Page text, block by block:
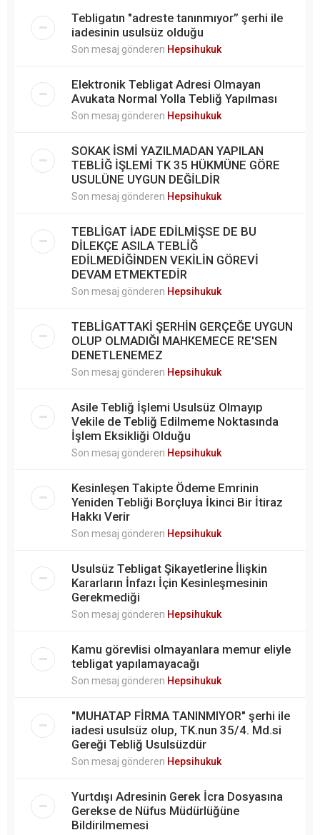
Tebligatın "adreste tanınmıyor” şerhi ile
iadesinin usulsüz olduğu
Son mesaj gönderen Hepsihukuk
Elektronik Tebligat Adresi Olmayan
Avukata Normal Yolla Tebliğ Yapılması
Son mesaj gönderen Hepsihukuk
SOKAK İSMİ YAZILMADAN YAPILAN
TEBLİĞ İŞLEMİ TK 35 HÜKMÜNE GÖRE
USULÜNE UYGUN DEĞİLDİR
Son mesaj gönderen Hepsihukuk
TEBLİGAT İADE EDİLMİŞSE DE BU
DİLEKÇE ASILA TEBLİĞ
EDİLMEDİĞİNDEN VEKİLİN GÖREVİ
DEVAM ETMEKTEDİR
Son mesaj gönderen Hepsihukuk
TEBLİGATTAKİ ŞERHİN GERÇEĞE UYGUN
OLUP OLMADIĞI MAHKEMECE RE'SEN
DENETLENEMEZ
Son mesaj gönderen Hepsihukuk
Asile Tebliğ İşlemi Usulsüz Olmayıp
Vekile de Tebliğ Edilmeme Noktasında
İşlem Eksikliği Olduğu
Son mesaj gönderen Hepsihukuk
Kesinleşen Takipte Ödeme Emrinin
Yeniden Tebliği Borçluya İkinci Bir İtiraz
Hakkı Verir
Son mesaj gönderen Hepsihukuk
Usulsüz Tebligat Şikayetlerine İlişkin
Kararların İnfazı İçin Kesinleşmesinin
Gerekmediği
Son mesaj gönderen Hepsihukuk
Kamu görevlisi olmayanlara memur eliyle
tebligat yapılamayacağı
Son mesaj gönderen Hepsihukuk
"MUHATAP FİRMA TANINMIYOR" şerhi ile
iadesi usulsüz olup, TK.nun 35/4. Md.si
Gereği Tebliğ Usulsüzdür
Son mesaj gönderen Hepsihukuk
Yurtdışı Adresinin Gerek İcra Dosyasına
Gerekse de Nüfus Müdürlüğüne
Bildirilmemesi